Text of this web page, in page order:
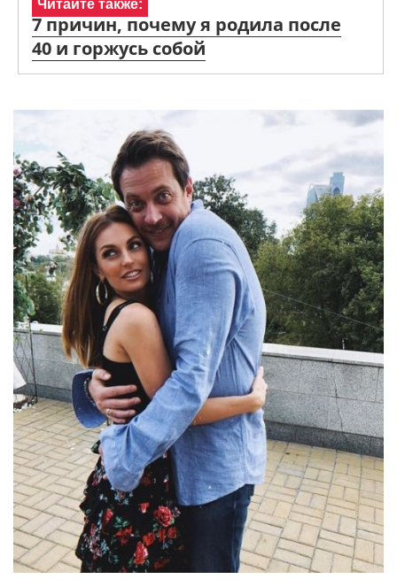
Читайте также:
7 причин, почему я родила после
40 и горжусь собой